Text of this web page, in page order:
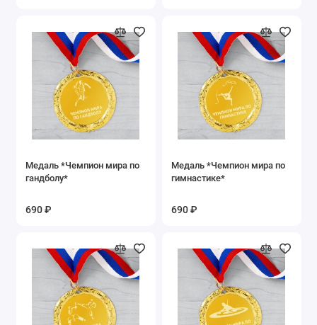
Медаль *Чемпион мира по
гандболу*
690 ₽
Медаль *Чемпион мира по
гимнастике*
690 ₽